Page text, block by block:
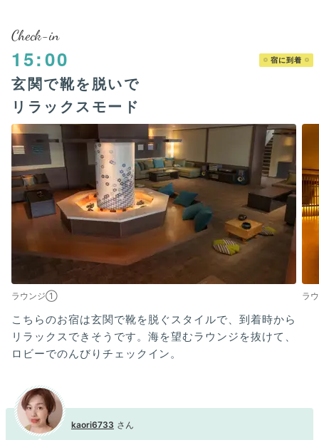
Check-in
15:00 宿に到着
玄関で靴を脱いで
リラックスモード
ラウンジ① ラ
こちらのお宿は玄関で靴を脱ぐスタイルで、到着時から
リラックスできそうです。海を望むラウンジを抜けて、
ロビーでのんびりチェックイン。
kaori6733